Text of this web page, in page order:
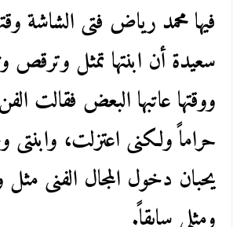
فيها محمد رياض فتى الشاشة
سعيدة أن ابنتها تمثل وترقص
ووقتها عاتبها البعض فقالت
حراماً ولكنى اعتزلت، وابنتى
يحبان دخول المجال الفنى مثل